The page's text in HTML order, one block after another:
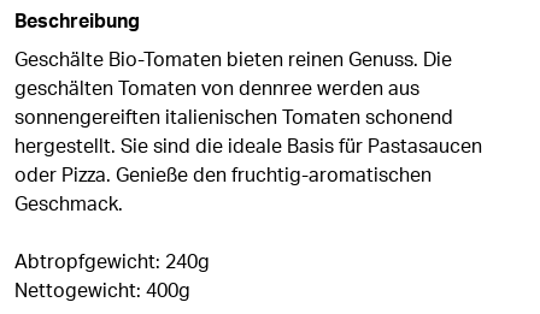
Beschreibung
Geschälte Bio-Tomaten bieten reinen Genuss. Die
geschälten Tomaten von dennree werden aus
sonnengereiften italienischen Tomaten schonend
hergestellt. Sie sind die ideale Basis für Pastasaucen
oder Pizza. Genieße den fruchtig-aromatischen
Geschmack.
Abtropfgewicht: 240g
Nettogewicht: 400g